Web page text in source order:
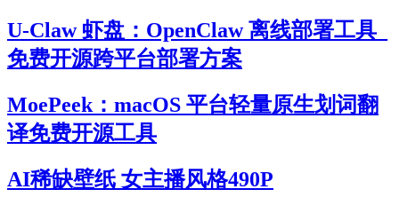
U-Claw 虾盘：OpenClaw 离线部署工具_
免费开源跨平台部署方案
MoePeek：macOS 平台轻量原生划词翻
译免费开源工具
AI稀缺壁纸 女主播风格490P